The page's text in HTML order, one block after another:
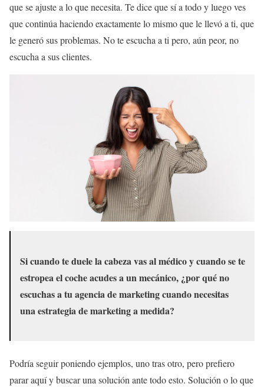
que se ajuste a lo que necesita. Te dice que sí a todo y luego ves
que continúa haciendo exactamente lo mismo que le llevó a ti, que
le generó sus problemas. No te escucha a ti pero, aún peor, no
escucha a sus clientes.
Si cuando te duele la cabeza vas al médico y cuando se te
estropea el coche acudes a un mecánico, ¿por qué no
escuchas a tu agencia de marketing cuando necesitas
una estrategia de marketing a medida?
Podría seguir poniendo ejemplos, uno tras otro, pero prefiero
parar aquí y buscar una solución ante todo esto. Solución o lo que